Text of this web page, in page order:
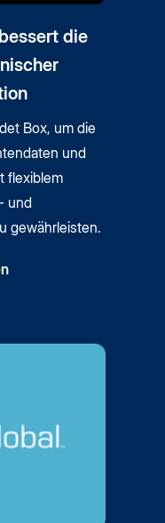
die
Box, um die
und
flexiblem
und
gewährleisten.